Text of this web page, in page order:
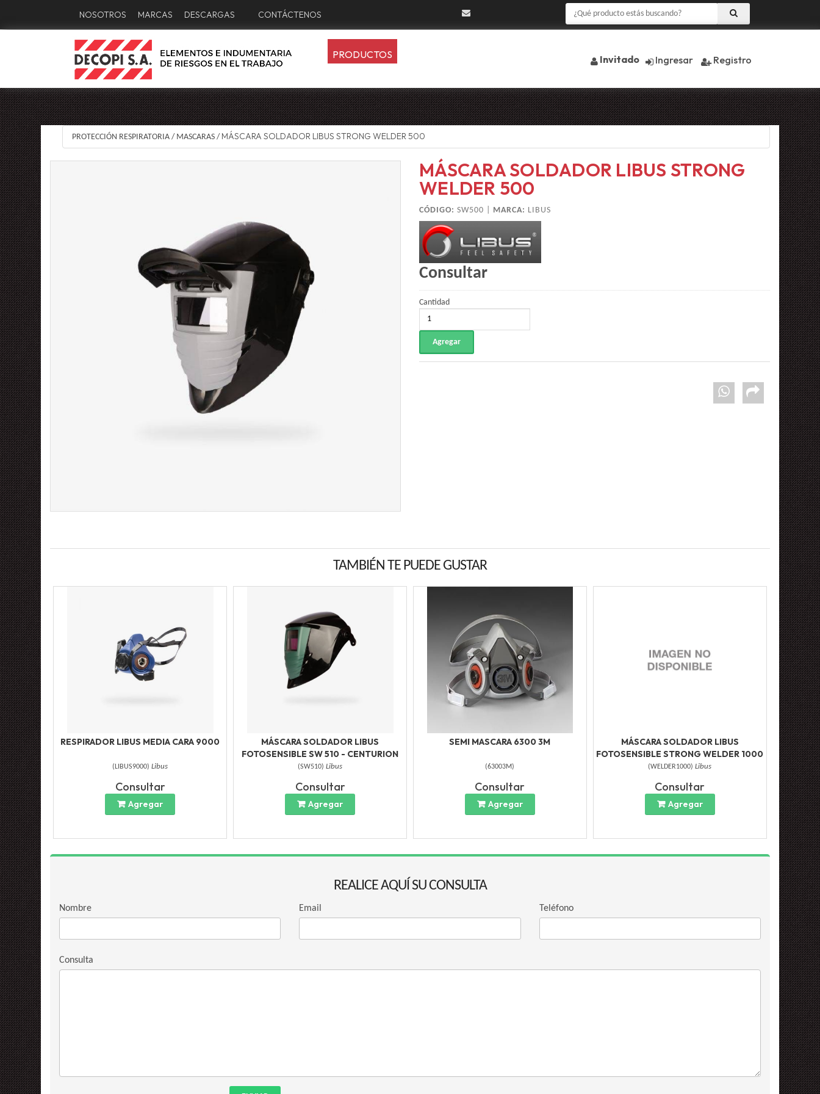
NOSOTROS MARCAS DESCARGAS CONTÁCTENOS
Invitado Ingresar Registro
PRODUCTOS
PROTECCIÓN RESPIRATORIA / MASCARAS / MÁSCARA SOLDADOR LIBUS STRONG WELDER 500
MÁSCARA SOLDADOR LIBUS STRONG
WELDER 500
CÓDIGO: SW500 | MARCA: LIBUS
Consultar
Cantidad
TAMBIÉN TE PUEDE GUSTAR
RESPIRADOR LIBUS MEDIA CARA 9000
( LIBUS9000) Libus
Consultar
Agregar
MÁSCARA SOLDADOR LIBUS
FOTOSENSIBLE SW 510 - CENTURION
(SW510) Libus
Consultar
Agregar
SEMI MASCARA 6300 3M
(63003M)
Consultar
Agregar
MÁSCARA SOLDADOR LIBUS
FOTOSENSIBLE STRONG WELDER 1000
(WELDER1000) Libus
Consultar
Agregar
REALICE AQUÍ SU CONSULTA
Nombre Email Teléfono
Consulta